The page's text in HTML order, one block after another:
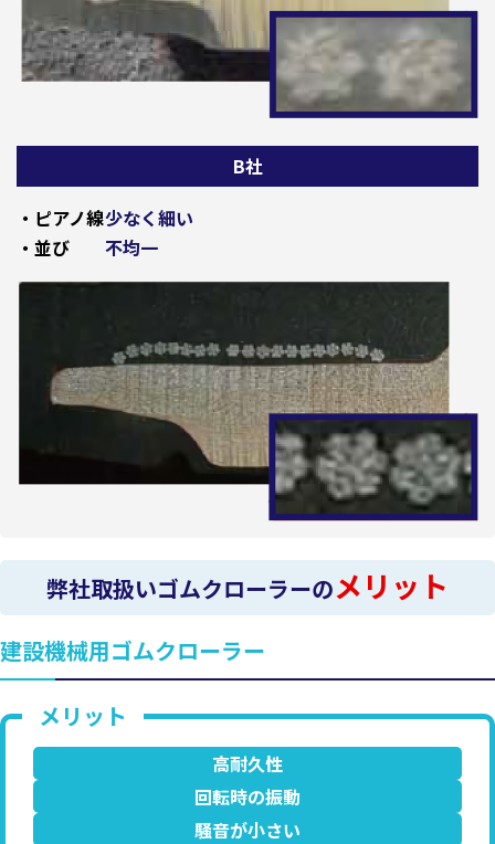
B社
・ピアノ線少なく細い
・並び
不均一
弊社取扱いゴムクローラーのメリット
建設機械用ゴムクローラー
高耐久性
回転時の振動
騒音が小さい